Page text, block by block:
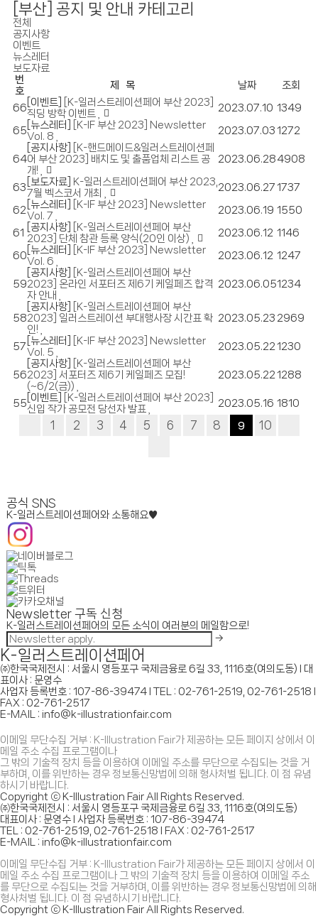
[부산] 공지 및 안내 카테고리
전체
공지사항
이벤트
뉴스레터
보도자료
번
호
제 목 날짜
조회
66 [이벤트]
[K-일러스트레이션페어 부산 2023]
직딩 방학 이벤트
2023.07.10 1349
65 [뉴스레터]
[K-IF 부산 2023] Newsletter
Vol. 8
2023.07.031272
64
[공지사항]
[K-핸드메이드&일러스트레이션페
어 부산 2023] 배치도 및 출품업체 리스트 공
개!
2023.06.284908
63 [보도자료]
K-일러스트레이션페어 부산 2023,
7월 벡스코서 개최
2023.06.271737
62 [뉴스레터]
[K-IF 부산 2023] Newsletter
Vol. 7
2023.06.19 1550
61
[공지사항]
[K-일러스트레이션페어 부산
2023] 단체 참관 등록 양식(20인 이상)
2023.06.12 1146
60 [뉴스레터]
[K-IF 부산 2023] Newsletter
Vol. 6
2023.06.12 1247
59
[공지사항]
[K-일러스트레이션페어 부산
2023] 온라인 서포터즈 제6기 케일페즈 합격
자 안내
2023.06.051234
58
[공지사항]
[K-일러스트레이션페어 부산
2023] 일러스트레이션 부대행사장 시간표 확
인!
2023.05.23 2969
57 [뉴스레터]
[K-IF 부산 2023] Newsletter
Vol. 5
2023.05.221230
56
[공지사항]
[K-일러스트레이션페어 부산
2023] 서포터즈 제6기 케일페즈 모집!
(~6/2(금))
2023.05.221288
55 [이벤트]
[K-일러스트레이션페어 부산 2023]
신입 작가 공모전 당선자 발표
2023.05.16 1810
1 2 3 4 5 6 7 8 9 10
공식 SNS
K-일러스트레이션페어와 소통해요♥
Newsletter 구독 신청
K-일러스트레이션페어의 모든 소식이 여러분의 메일함으로!
K-일러스트레이션페어
㈜한국국제전시 : 서울시 영등포구 국제금융로 6길 33, 1116호(여의도동) I 대
표이사 : 문영수
사업자 등록번호 : 107-86-39474 I TEL : 02-761-2519, 02-761-2518 I
FAX : 02-761-2517
E-MAIL : info@k-illustrationfair.com
이메일 무단수집 거부 : K-Illustration Fair가 제공하는 모든 페이지 상에서 이
메일 주소 수집 프로그램이나
그 밖의 기술적 장치 등을 이용하여 이메일 주소를 무단으로 수집되는 것을 거
부하며, 이를 위반하는 경우 정보통신망법에 의해 형사처벌 됩니다. 이 점 유념
하시기 바랍니다.
Copyright ⓒ K-Illustration Fair All Rights Reserved.
㈜한국국제전시 : 서울시 영등포구 국제금융로 6길 33, 1116호(여의도동)
대표이사 : 문영수 I 사업자 등록번호 : 107-86-39474
TEL : 02-761-2519, 02-761-2518 I FAX : 02-761-2517
E-MAIL : info@k-illustrationfair.com
이메일 무단수집 거부 : K-Illustration Fair가 제공하는 모든 페이지 상에서 이
메일 주소 수집 프로그램이나 그 밖의 기술적 장치 등을 이용하여 이메일 주소
를 무단으로 수집되는 것을 거부하며, 이를 위반하는 경우 정보통신망법에 의해
형사처벌 됩니다. 이 점 유념하시기 바랍니다.
Copyright ⓒ K-Illustration Fair All Rights Reserved.